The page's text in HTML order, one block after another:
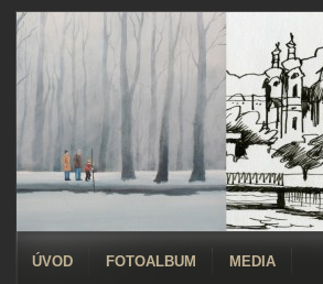
ÚVOD FOTOALBUM MEDIA